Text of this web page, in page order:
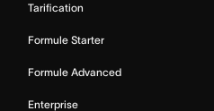
Tarification
Formule Starter
Formule Advanced
Enterprise